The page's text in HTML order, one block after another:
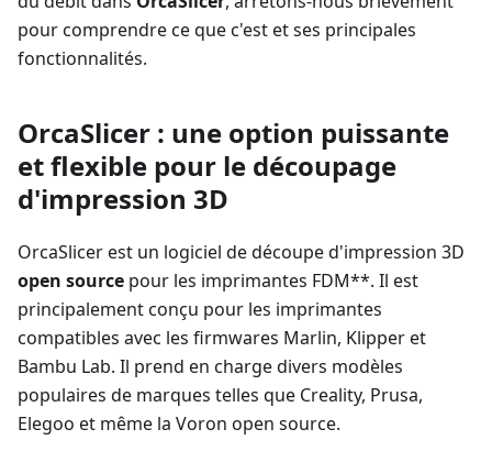
pour comprendre ce que c'est et ses principales
fonctionnalités.
OrcaSlicer : une option puissante
et flexible pour le découpage
d'impression 3D
OrcaSlicer est un logiciel de découpe d'impression 3D
open source pour les imprimantes FDM**. Il est
principalement conçu pour les imprimantes
compatibles avec les firmwares Marlin, Klipper et
Bambu Lab. Il prend en charge divers modèles
populaires de marques telles que Creality, Prusa,
Elegoo et même la Voron open source.